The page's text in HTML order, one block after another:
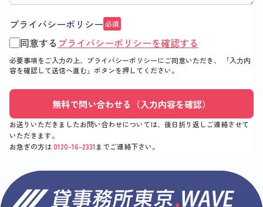
プライバシーポリシー 必須
同意する プライバシーポリシーを確認する
必要事項をご入力の上、プライバシーポリシーにご同意いただき、
「入力内
容を確認して送信へ進む」 ボタンを押してください。
無料で問い合わせる（入力内容を確認）
お送りいただきましたお問い合わせについては、後日折り返しご連絡させて
いただきます。
お急ぎの方は0120-16-2331 までご連絡下さい。